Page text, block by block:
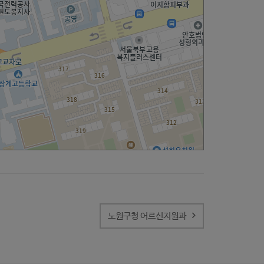
노원구청 어르신지원과